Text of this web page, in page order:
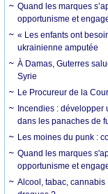
Quand les marques
opportunisme et
« Les enfants ont
ukrainienne amputée
À Damas, Guterres
Syrie
Le Procureur de la
Incendies : développer
dans les panaches de
Les moines du punk :
Quand les marques
opportunisme et
Alcool, tabac,